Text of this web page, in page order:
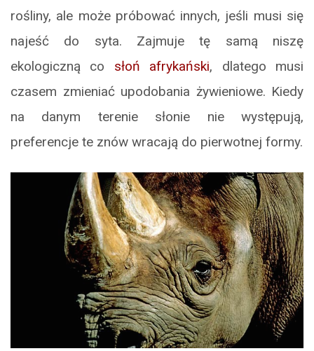
rośliny, ale może próbować innych, jeśli musi się
najeść do syta. Zajmuje tę samą niszę
ekologiczną co słoń afrykański, dlatego musi
czasem zmieniać upodobania żywieniowe. Kiedy
na danym terenie słonie nie występują,
preferencje te znów wracają do pierwotnej formy.